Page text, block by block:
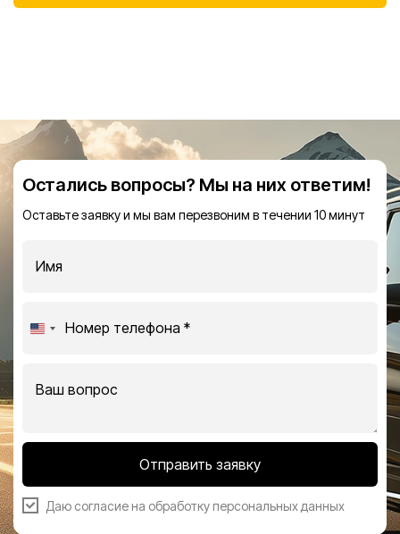
Остались вопросы? Мы на них ответим!
Оставьте заявку и мы вам перезвоним в течении 10 минут
United
Отправить заявку
Даю согласие на обработку персональных данных